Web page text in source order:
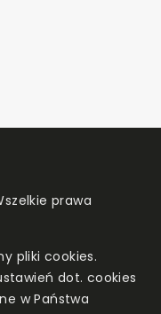
prawa
pliki cookies.
dot. cookies
w Państwa